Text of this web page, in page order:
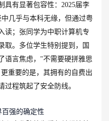
具有显著包容性：2025届李
几乎与本科无缘，但通过粤
读；张同学为中职计算机专
取。多位学生特别提到，国
语言焦虑，"不需要硬拼雅思
重要的是，其拥有的自费出
过程筑起了安全防线。
强的确定性